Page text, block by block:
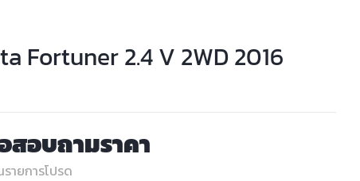
Fortuner 2.4 V 2WD 2016
อบถามราคา
รายการโปรด